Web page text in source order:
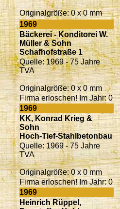
Originalgröße: 0 x 0 mm
1969
Bäckerei - Konditorei W.
Müller & Sohn
Schafhofstraße 1
Quelle: 1969 - 75 Jahre
TVA
Originalgröße: 0 x 0 mm
Firma erloschen! Im Jahr: 0
1969
KK, Konrad Krieg &
Sohn
Hoch-Tief-Stahlbetonbau
Quelle: 1969 - 75 Jahre
TVA
Originalgröße: 0 x 0 mm
Firma erloschen! Im Jahr: 0
1969
Heinrich Rüppel,